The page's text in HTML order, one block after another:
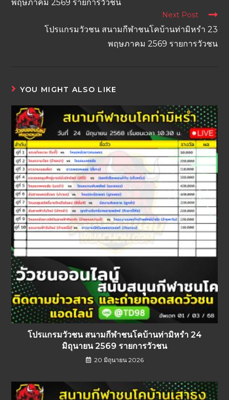
พฤษภาคม 2569 รายการวัวชน
Next Post
โปรแกรมวัวชน สนามกีฬาชนโคบ้านท่ามิหรำ 23
พฤษภาคม 2569 รายการวัวชน
YOU MIGHT ALSO LIKE
โปรแกรมวัวชน สนามกีฬาชนโคบ้านท่ามิหรำ 24
มิถุนายน 2569 รายการวัวชน
20 มิถุนายน 2026